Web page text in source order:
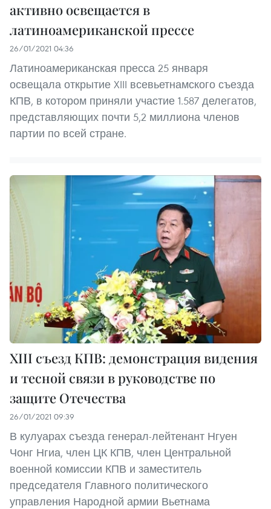
активно освещается в
латиноамериканской прессе
26/01/2021 04:36
Латиноамериканская пресса 25 января
освещала открытие XIII всевьетнамского съезда
КПВ, в котором приняли участие 1.587 делегатов,
представляющих почти 5,2 миллиона членов
партии по всей стране.
XIII съезд КПВ: демонстрация видения
и тесной связи в руководстве по
защите Отечества
26/01/2021 09:39
В кулуарах съезда генерал-лейтенант Нгуен
Чонг Нгиа, член ЦК КПВ, член Центральной
военной комиссии КПВ и заместитель
председателя Главного политического
управления Народной армии Вьетнама